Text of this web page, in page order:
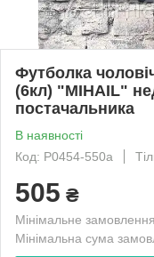
Футболка
(6кл) "MIHAIL"
постачальника
В наявності
Код: P0454-550a
505 ₴
Мінімальне
Мінімальна сума